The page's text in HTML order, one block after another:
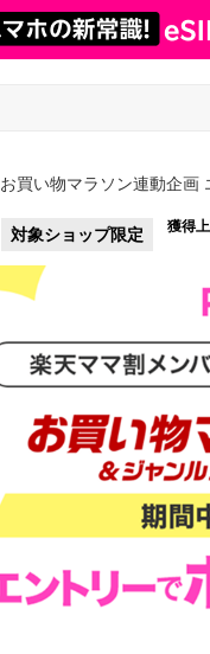
お買い物マラソン連動企画
対象ショップ限定 獲得